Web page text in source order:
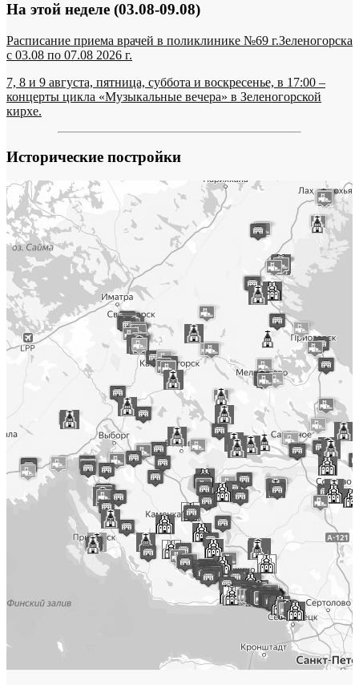
На этой неделе (03.08-09.08)
Расписание приема врачей в поликлинике №69 г.Зеленогорска
c 03.08 по 07.08 2026 г.
7, 8 и 9 августа, пятница, суббота и воскресенье, в 17:00 –
концерты цикла «Музыкальные вечера» в Зеленогорской
кирхе.
Исторические постройки